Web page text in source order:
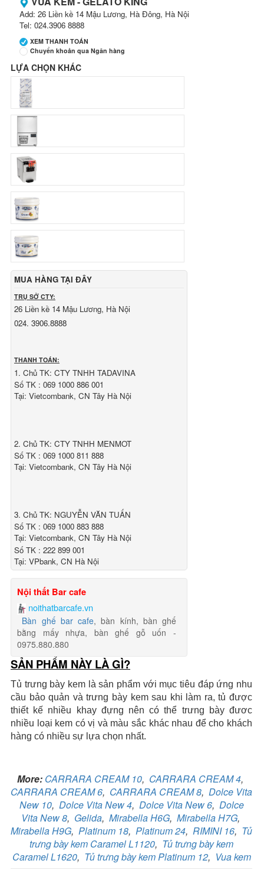
Add: 26 Liền kề 14 Mậu Lương, Hà Đông, Hà Nội
Tel: 024.3906 8888
XEM THANH TOÁN
Chuyển khoản qua Ngân hàng
Ngân hàng Ngoại thương Việt Nam
Chủ TK:
CÔNG TY TNHH TADAVINA
Chi nhánh:
VBbank Hà Nội
Số TK:
1986 883 888
LỰA CHỌN KHÁC
MUA HÀNG TẠI ĐÂY
TRỤ SỞ CTY:
26 Liền kề 14 Mậu Lương, Hà Nội
024. 3906.8888
THANH TOÁN:
1. Chủ TK: CTY TNHH TADAVINA
Số TK : 069 1000 886 001
Tại: Vietcombank, CN Tây Hà Nội
2. Chủ TK: CTY TNHH MENMOT
Số TK : 069 1000 811 888
Tại: Vietcombank, CN Tây Hà Nội
3. Chủ TK: NGUYỄN VĂN TUẤN
Số TK : 069 1000 883 888
Tại: Vietcombank, CN Tây Hà Nội
Số TK : 222 899 001
Tại: VPbank, CN Hà Nội
Nội thất Bar cafe
noithatbarcafe.vn
Bàn ghế bar cafe, bàn kính, bàn ghế
bằng mấy nhựa, bàn ghế gỗ uốn -
0975.880.880
SẢN PHẨM NÀY LÀ GÌ?
Tủ trưng bày kem là sản phẩm với mục tiêu đáp ứng nhu
cầu bảo quản và trưng bày kem sau khi làm ra, tủ được
thiết kế nhiều khay đựng nên có thể trưng bày đươc
nhiều loại kem có vị và màu sắc khác nhau để cho khách
hàng có nhiều sự lựa chọn nhất.
More: CARRARA CREAM 10, CARRARA CREAM 4,
CARRARA CREAM 6, CARRARA CREAM 8, Dolce Vita
New 10, Dolce Vita New 4, Dolce Vita New 6, Dolce
Vita New 8, Gelida, Mirabella H6G, Mirabella H7G,
Mirabella H9G, Platinum 18, Platinum 24, RIMINI 16, Tủ
trưng bày kem Caramel L1120, Tủ trưng bày kem
Caramel L1620, Tủ trưng bày kem Platinum 12, Vua kem